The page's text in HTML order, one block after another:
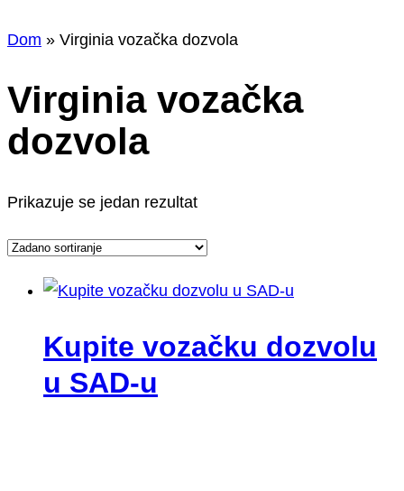
Dom » Virginia vozačka dozvola
Virginia vozačka
dozvola
Prikazuje se jedan rezultat
Kupite vozačku dozvolu
u SAD-u